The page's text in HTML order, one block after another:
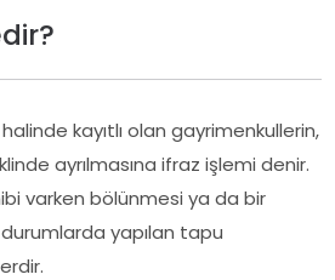
kayıtlı olan gayrimenkullerin,
ayrılmasına ifraz işlemi denir.
varken bölünmesi ya da bir
durumlarda yapılan tapu